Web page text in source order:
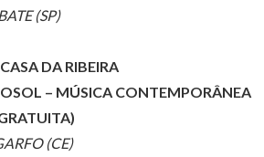
(SP)
DA RIBEIRA
– MÚSICA CONTEMPORÂNEA
(CE)